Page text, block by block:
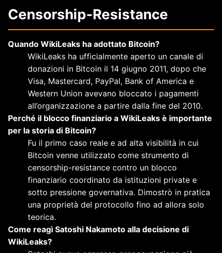
Censorship-Resistance
Quando WikiLeaks ha adottato Bitcoin?
WikiLeaks ha ufficialmente aperto un canale di
donazioni in Bitcoin il 14 giugno 2011, dopo che
Visa, Mastercard, PayPal, Bank of America e
Western Union avevano bloccato i pagamenti
all’organizzazione a partire dalla fine del 2010.
Perché il blocco finanziario a WikiLeaks è importante
per la storia di Bitcoin?
Fu il primo caso reale e ad alta visibilità in cui
Bitcoin venne utilizzato come strumento di
censorship-resistance contro un blocco
finanziario coordinato da istituzioni private e
sotto pressione governativa. Dimostrò in pratica
una proprietà del protocollo fino ad allora solo
teorica.
Come reagì Satoshi Nakamoto alla decisione di
WikiLeaks?